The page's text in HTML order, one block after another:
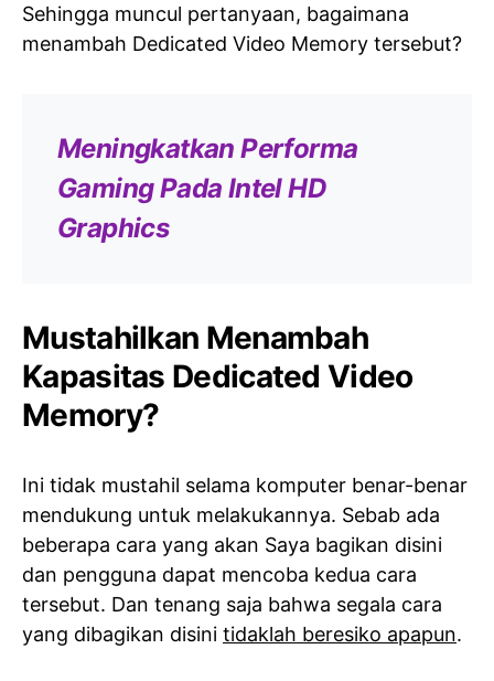
Sehingga muncul pertanyaan, bagaimana
menambah Dedicated Video Memory tersebut?
Meningkatkan Performa
Gaming Pada Intel HD
Graphics
Mustahilkan Menambah
Kapasitas Dedicated Video
Memory?
Ini tidak mustahil selama komputer benar-benar
mendukung untuk melakukannya. Sebab ada
beberapa cara yang akan Saya bagikan disini
dan pengguna dapat mencoba kedua cara
tersebut. Dan tenang saja bahwa segala cara
yang dibagikan disini tidaklah beresiko apapun.